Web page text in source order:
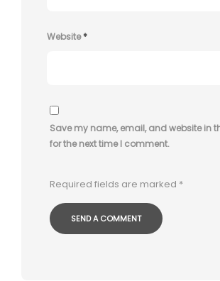
Website*
Save my name, email, and website in
for the next time I comment.
Required fields are marked *